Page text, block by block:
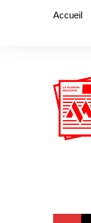
Accueil